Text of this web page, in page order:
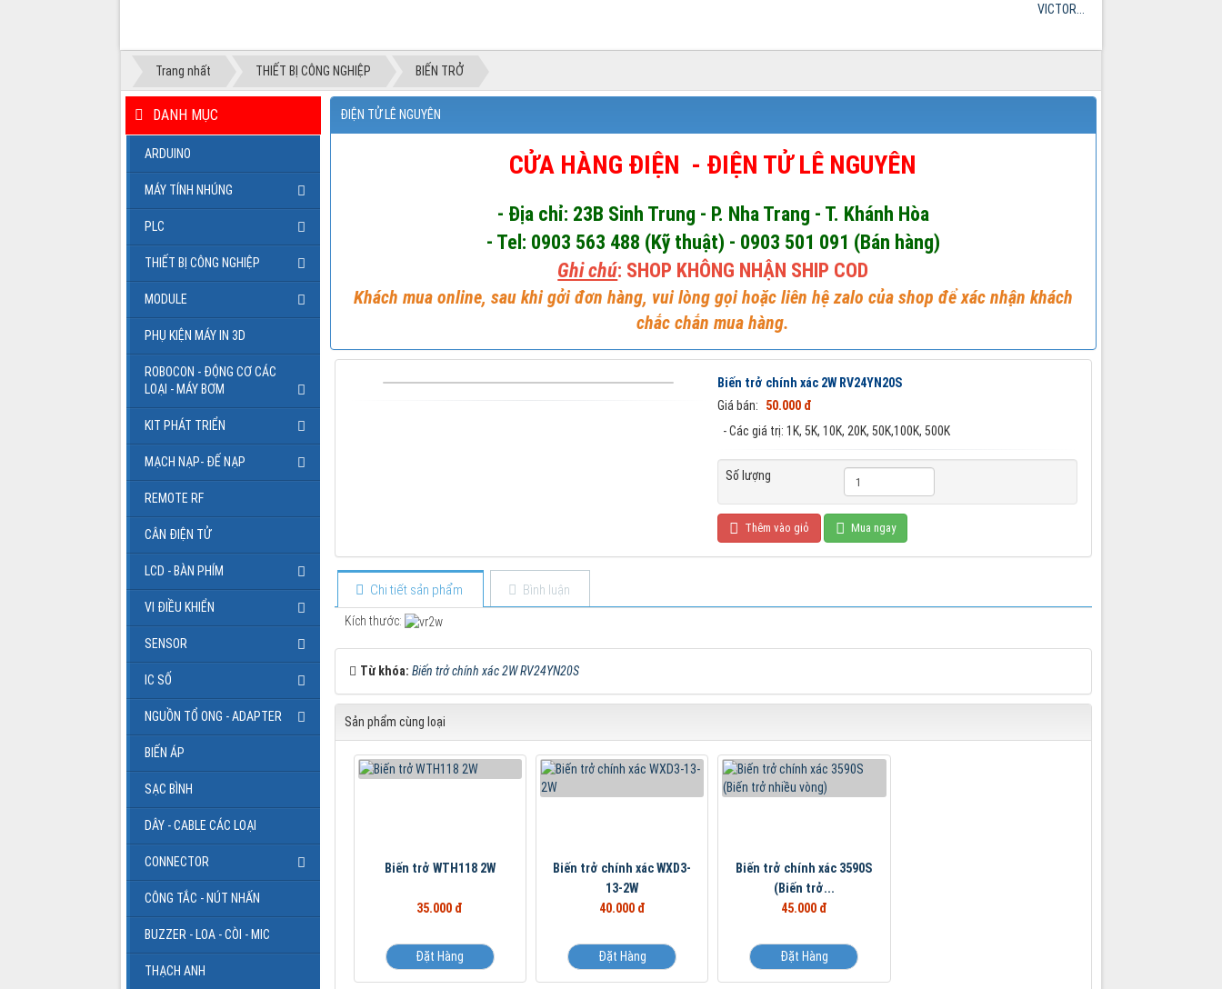
VICTOR...
Trang nhất THIẾT BỊ CÔNG NGHIỆP BIẾN TRỞ
ĐIỆN TỬ LÊ NGUYÊN
CỬA HÀNG ĐIỆN - ĐIỆN TỬ LÊ NGUYÊN
- Địa chỉ: 23B Sinh Trung - P. Nha Trang - T. Khánh Hòa
- Tel: 0903 563 488 (Kỹ thuật) - 0903 501 091 (Bán hàng)
Ghi chú: SHOP KHÔNG NHẬN SHIP COD
Khách mua online, sau khi gởi đơn hàng, vui lòng gọi hoặc liên hệ zalo của shop để xác nhận khách
chắc chắn mua hàng.
Biến trở chính xác 2W RV24YN20S
Giá bán:
50.000 đ
- Các giá trị: 1K, 5K, 10K, 20K, 50K,100K, 500K
Số lượng
Thêm vào giỏ Mua ngay
Chi tiết sản phẩm Bình luận
Kích thước:
Từ khóa: Biến trở chính xác 2W RV24YN20S
Sản phẩm cùng loại
Biến trở WTH118 2W
35.000 đ
Đặt Hàng
Biến trở chính xác WXD3-
13-2W
40.000 đ
Đặt Hàng
Biến trở chính xác 3590S
(Biến trở...
45.000 đ
Đặt Hàng
DANH MỤC
ARDUINO
MÁY TÍNH NHÚNG
PLC
THIẾT BỊ CÔNG NGHIỆP
MODULE
PHỤ KIỆN MÁY IN 3D
ROBOCON - ĐỘNG CƠ CÁC
LOẠI - MÁY BƠM
KIT PHÁT TRIỂN
MẠCH NẠP- ĐẾ NẠP
REMOTE RF
CÂN ĐIỆN TỬ
LCD - BÀN PHÍM
VI ĐIỀU KHIỂN
SENSOR
IC SỐ
NGUỒN TỔ ONG - ADAPTER
BIẾN ÁP
SẠC BÌNH
DÂY - CABLE CÁC LOẠI
CONNECTOR
CÔNG TẮC - NÚT NHẤN
BUZZER - LOA - CÒI - MIC
THẠCH ANH